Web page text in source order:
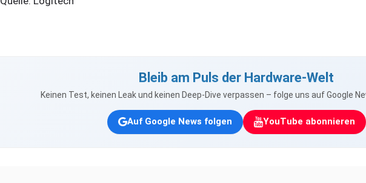
Bleib am Puls der Hardware-Welt
Keinen Test, keinen Leak und keinen Deep-Dive verpassen – folge uns auf Google
Auf Google News folgen YouTube abonnieren